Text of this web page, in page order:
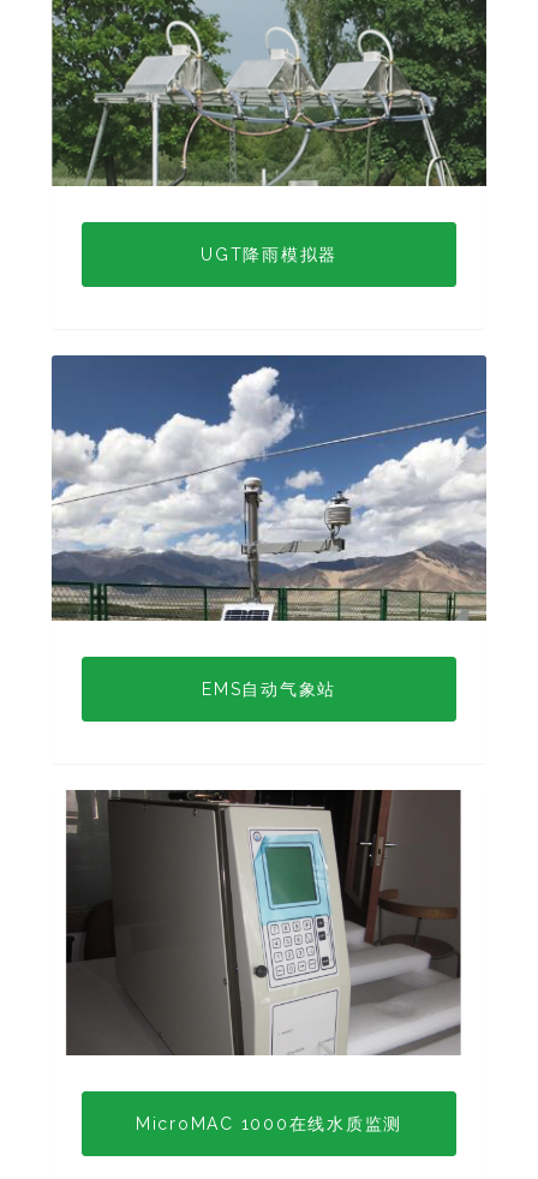
UGT降雨模拟器
EMS自动气象站
MicroMAC 1000在线水质监测